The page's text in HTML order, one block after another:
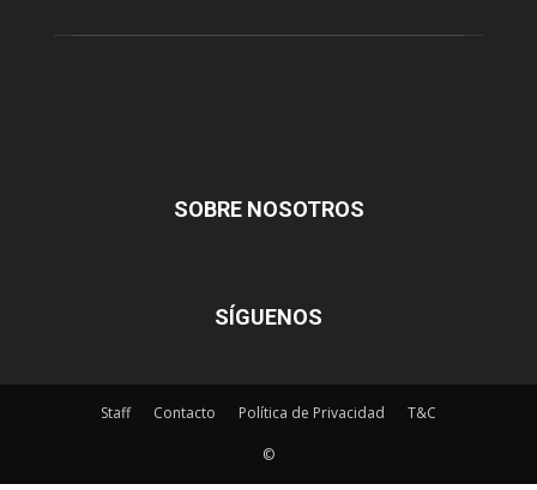
SOBRE NOSOTROS
SÍGUENOS
Staff Contacto Política de Privacidad T&C
©